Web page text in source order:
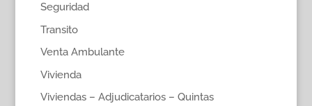
Seguridad
Transito
Venta Ambulante
Vivienda
Viviendas – Adjudicatarios – Quintas